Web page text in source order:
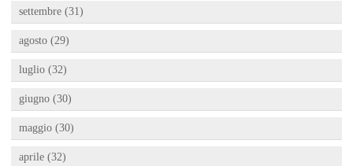
settembre (31)
agosto (29)
luglio (32)
giugno (30)
maggio (30)
aprile (32)